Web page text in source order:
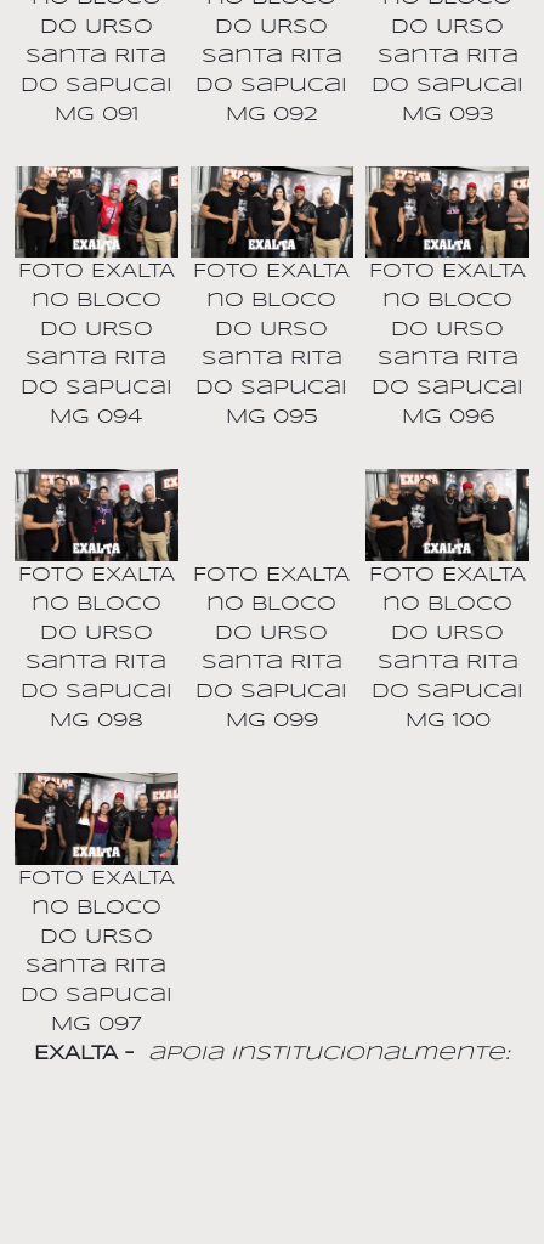
DO URSO
Santa Rita
do Sapucai
MG 091
DO URSO
Santa Rita
do Sapucai
MG 092
DO URSO
Santa Rita
do Sapucai
MG 093
Foto EXALTA
no BLOCO
DO URSO
Santa Rita
do Sapucai
MG 094
Foto EXALTA
no BLOCO
DO URSO
Santa Rita
do Sapucai
MG 095
Foto EXALTA
no BLOCO
DO URSO
Santa Rita
do Sapucai
MG 096
Foto EXALTA
no BLOCO
DO URSO
Santa Rita
do Sapucai
MG 098
Foto EXALTA
no BLOCO
DO URSO
Santa Rita
do Sapucai
MG 099
Foto EXALTA
no BLOCO
DO URSO
Santa Rita
do Sapucai
MG 100
Foto EXALTA
no BLOCO
DO URSO
Santa Rita
do Sapucai
MG 097
EXALTA – apoia Institucionalmente: